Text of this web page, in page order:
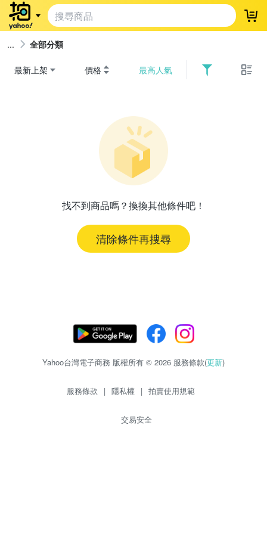
登
全部分類
最新上架 價格 最高人氣
找不到商品嗎？換換其他條件吧！
清除條件再搜尋
Yahoo台灣電子商務 版權所有 © 2026 服務條款(更新)
服務條款 | 隱私權 | 拍賣使用規範
交易安全